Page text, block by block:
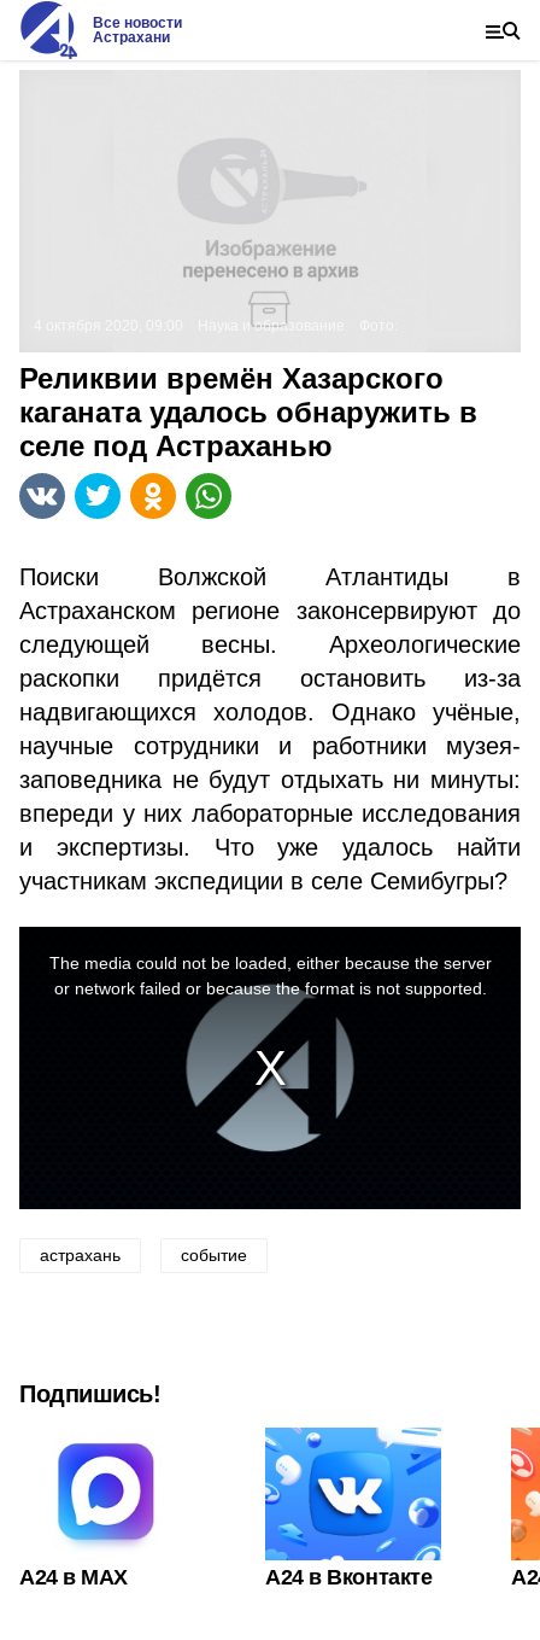
Все новости
Астрахани
Наука и образование
Реликвии времён Хазарского
каганата удалось обнаружить в
селе под Астраханью
Поиски Волжской Атлантиды в
Астраханском регионе законсервируют до
следующей весны. Археологические
раскопки придётся остановить из-за
надвигающихся холодов. Однако учёные,
научные сотрудники и работники музея-
заповедника не будут отдыхать ни минуты:
впереди у них лабораторные исследования
и экспертизы. Что уже удалось найти
участникам экспедиции в селе Семибугры?
The media could not be loaded, either because the server
or network failed or because the format is not supported.
астрахань событие
Подпишись!
А24 в MAX А24 в Вконтакте